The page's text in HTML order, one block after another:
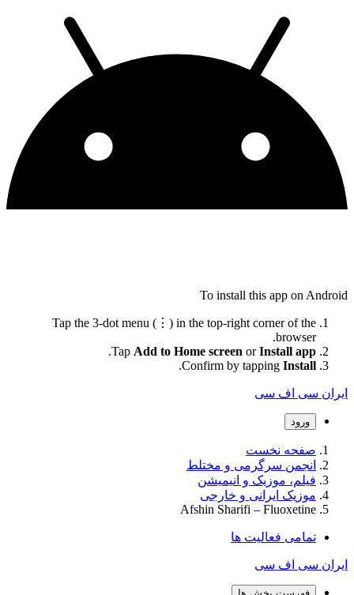
To install this app on Android
Tap the 3-dot menu (⋮) in the top-right corner of the
browser.
Tap Add to Home screen orInstall app
.
Confirm by tapping Install
.
ایران سی اف سی
ورود
صفحه نخست
انجمن سرگرمی و مختلط
فیلم، موزیک و انیمیشن
موزیک ایرانی و خارجی
Afshin Sharifi – Fluoxetine
تمامی فعالیت ها
ایران سی اف سی